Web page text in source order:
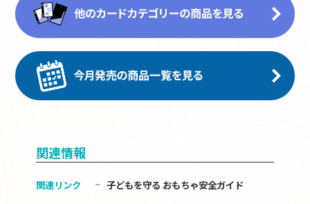
関連情報
関連リンク 子どもを守る おもちゃ安全ガイド